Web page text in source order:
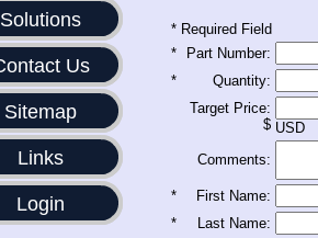
Solutions
Us
Sitemap
Links
Login
* Required Field
*
Part Number:
*
Quantity:
Target Price:
$ USD
Comments:
*
First Name:
*
Last Name: